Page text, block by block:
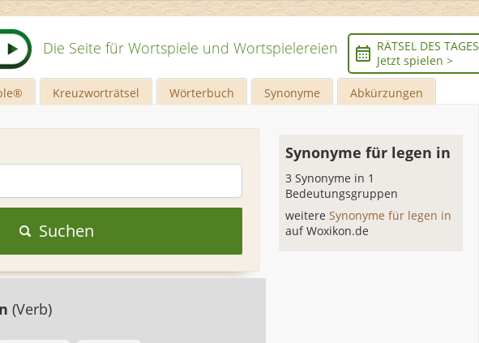
Die Seite für Wortspiele und Wortspielereien
RÄTSEL DES TAGES
Jetzt spielen >
Kreuzworträtsel Wörterbuch Synonyme Abkürzungen
Suchen
(Verb)
Synonyme für legen in
3 Synonyme in 1
Bedeutungsgruppen
weitereSynonyme für legen in
auf Woxikon.de